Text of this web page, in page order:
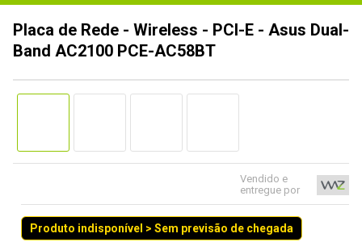
Placa de Rede - Wireless - PCI-E - Asus Dual-
Band AC2100 PCE-AC58BT
Vendido e
entregue por
Produto indisponível > Sem previsão de chegada
1º
gabinete
3º
ssd
5º
openbox
7º
jonsbo
8º
controle